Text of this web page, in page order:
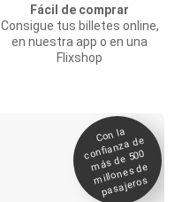
Fácil de comprar
Consigue tus billetes online,
en nuestra app o en una
Flixshop
Con la
confianza de
más de 500
millones de
pasajeros